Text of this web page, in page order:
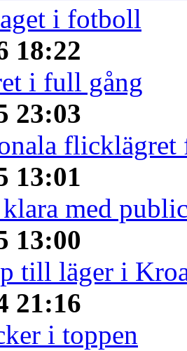
i fotboll
18:22
i full gång
23:03
13:01
klara med
13:00
till läger i
21:16
i toppen